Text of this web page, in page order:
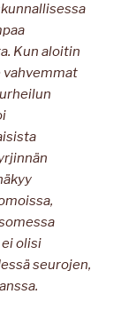
Kun aloitin
vahvemmat
ei olisi
seurojen,